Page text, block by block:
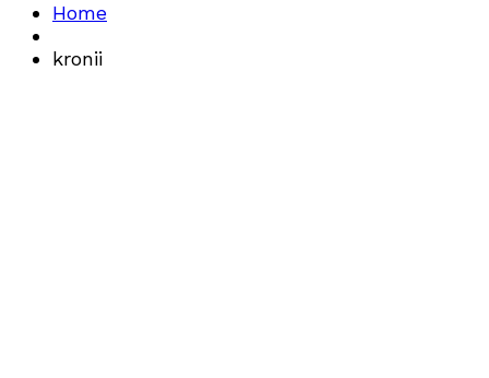
Home
kronii